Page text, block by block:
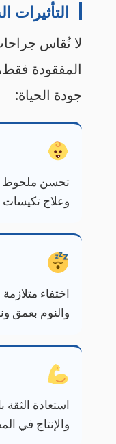
التأثيرات
لا تُقاس
المفقودة
جودة الحياة:
تحسن ملحوظ
وعلاج
اختفاء
والنوم بعمق
استعادة
والإنتاج في